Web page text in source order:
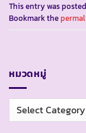
This entry was
Bookmark the
หมวดหมู่
หมวด
หมู่